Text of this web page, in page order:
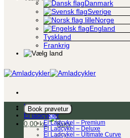
Danmark
Sverige
Norge
England
Tyskland
Frankrig
Book prøvetur
0,00kr.
Ladcykel
El ladcykler
El Ladcykel – Premium
El Ladcykel – Deluxe
El Ladcykel – Ultimate Curve